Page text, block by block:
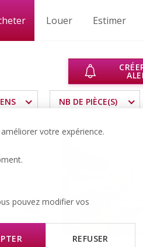
votre expérience.
pouvez modifier vos
REFUSER
Louer Estimer
NB DE PIÈCE(S)